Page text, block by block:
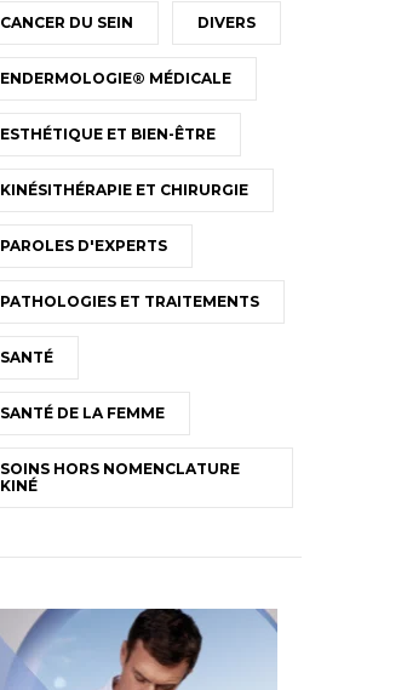
CANCER DU SEIN DIVERS
ENDERMOLOGIE® MÉDICALE
ESTHÉTIQUE ET BIEN-ÊTRE
KINÉSITHÉRAPIE ET CHIRURGIE
PAROLES D'EXPERTS
PATHOLOGIES ET TRAITEMENTS
SANTÉ
SANTÉ DE LA FEMME
SOINS HORS NOMENCLATURE
KINÉ